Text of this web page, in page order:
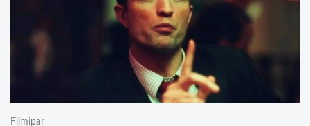
Filmipar